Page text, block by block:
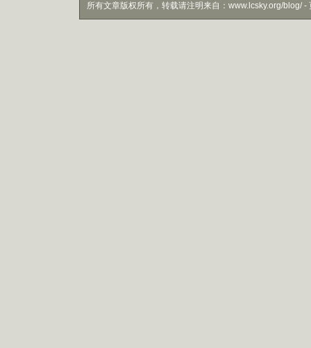
所有文章版权所有，转载请注明来自：www.lcsky.org/blog/